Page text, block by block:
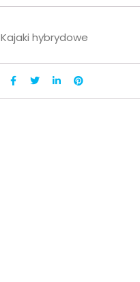
Kajaki hybrydowe